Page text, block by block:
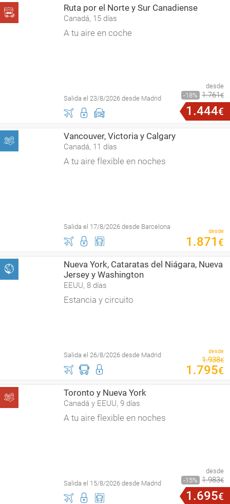
Ruta por el Norte y Sur Canadiense
Canadá, 15 días
A tu aire en coche
Salida el 23/8/2026 desde Madrid
desde
18
1.761€
1 .444€
Vancouver, Victoria y Calgary
Canadá, 11 días
A tu aire flexible en noches
Salida el 17/8/2026 desde Barcelona
desde
1 .871 €
Nueva York, Cataratas del Niágara, Nueva
Jersey y Washington
EEUU, 8 días
Estancia y circuito
Salida el 26/8/2026 desde Madrid desde
1.938€
1 .795€
Toronto y Nueva York
Canadá y EEUU, 9 días
A tu aire flexible en noches
Salida el 15/8/2026 desde Madrid
desde
15
1.983€
1 .695€